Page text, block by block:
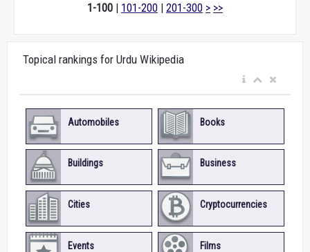
1-100 | 101-200 | 201-300 > >>
Topical rankings for Urdu Wikipedia
Automobiles Books
Buildings Business
Cities Cryptocurrencies
Events Films